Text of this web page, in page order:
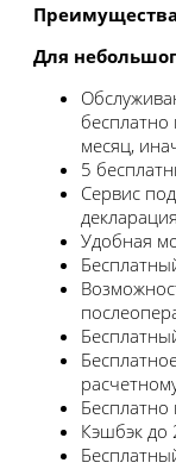
Для
месяц,
5
Сервис
Удобная
Бесплатно
Кэшбэк до